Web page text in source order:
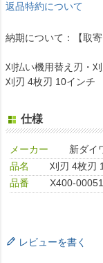
返品特約について
納期について：【取
刈払い機用替え刃・刈
刈刃 4枚刃 10インチ
仕様
メーカー
新ダイ
品名
刈刃 4枚刃
品番
X400-
レビューを書く